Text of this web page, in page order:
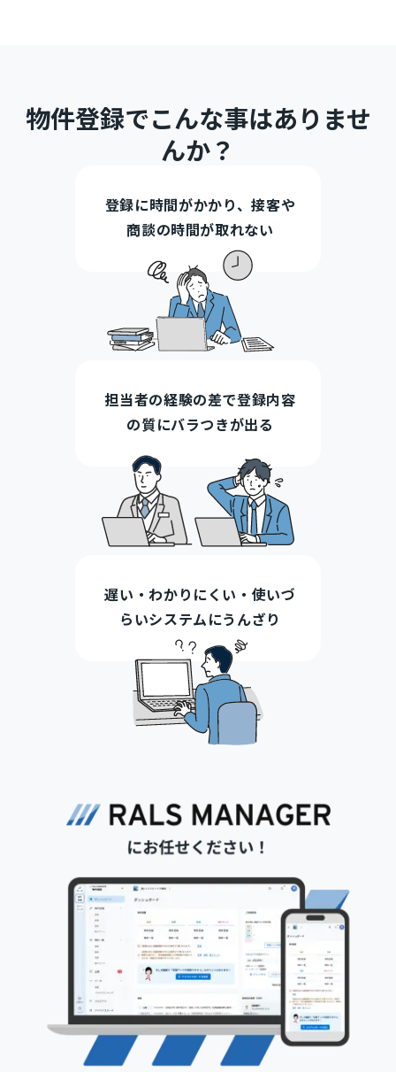
物件登録でこんな事はありませ
んか？
登録に時間がかかり、接客や
商談の時間が取れない
担当者の経験の差で登録内容
の質にバラつきが出る
遅い・わかりにくい・使いづ
らいシステムにうんざり